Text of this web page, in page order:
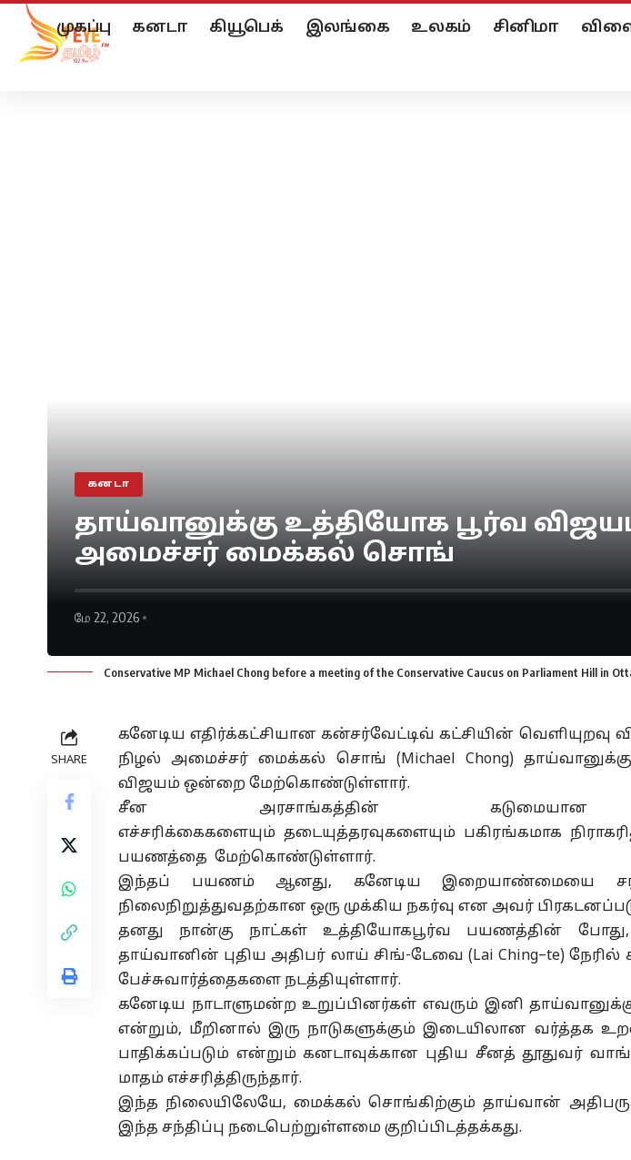
முகப்பு கனடா கியூபெக் இலங்கை உலகம் சினிமா
கனடா
தாய்வானுக்கு உத்தியோக பூர்வ
அமைச்சர் மைக்கல் சொங்
மே 22, 2026
Conservative MP Michael Chong before a meeting of the Conservative Caucus on Parliament Hill in
SHARE
கனேடிய எதிர்க்கட்சியான கன்சர்வேட்டிவ் கட்சியின் வெளியுறவு
நிழல் அமைச்சர்மைக்கல் சொங் (Michael Chong)
விஜயம் ஒன்றை மேற்கொண்டுள்ளார்.
சீன அரசாங்கத்தின் கடுமையான
எச்சரிக்கைகளையும்தடையுத்தரவுகளையும் பகிரங்கமாக
பயணத்தை மேற்கொண்டுள்ளார்.
இந்தப் பயணம் ஆனது, கனேடிய இறையாண்மையை
நிலைநிறுத்துவதற்கான ஒரு முக்கிய நகர்வு என அவர்
தனது நான்கு நாட்கள் உத்தியோகபூர்வ பயணத்தின்
தாய்வானின் புதிய அதிபர் லாய் சிங்-டேவை (LaiChing–te) நேரில்
பேச்சுவார்த்தைகளை நடத்தியுள்ளார்.
கனேடிய நாடாளுமன்ற உறுப்பினர்கள் எவரும் இனி
என்றும், மீறினால் இரு நாடுகளுக்கும் இடையிலான வர்த்தக
பாதிக்கப்படும் என்றும் கனடாவுக்கான புதிய சீனத் தூதுவர் வாங்
மாதம் எச்சரித்திருந்தார்.
இந்த நிலையிலேயே,மைக்கல் சொங்கிற்கும் தாய்வான்
இந்த சந்திப்பு நடைபெற்றுள்ளமை குறிப்பிடத்தக்கது.